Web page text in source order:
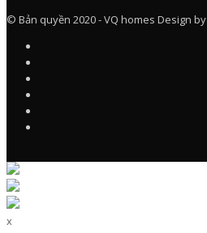
© Bản quyền 2020 - VQ homes Design by
x